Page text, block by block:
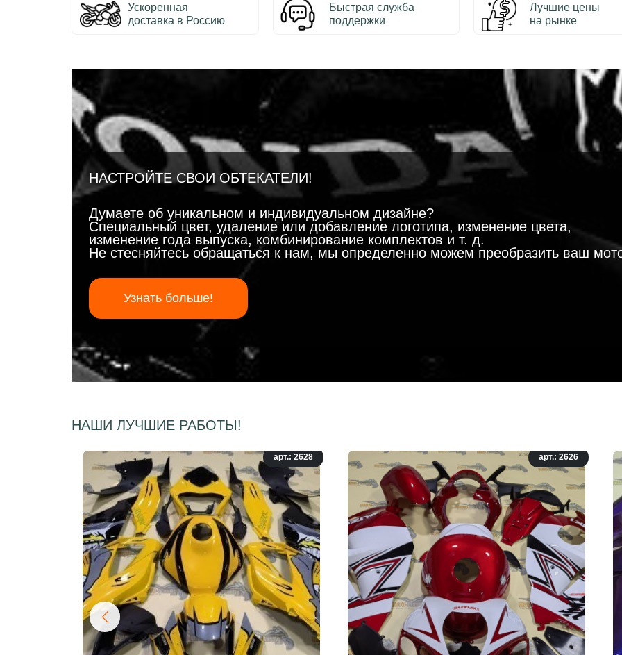
Ускоренная
доставка в Россию
Быстрая служба
поддержки
Лучшие цены
на рынке
НАСТРОЙТЕ СВОИ ОБТЕКАТЕЛИ!
Думаете об уникальном и индивидуальном дизайне?
Специальный цвет, удаление или добавление логотипа, изменение цвета,
изменение года выпуска, комбинирование комплектов и т. д.
Не стесняйтесь обращаться к нам, мы определенно можем преобразить ваш
Узнать больше!
НАШИ ЛУЧШИЕ РАБОТЫ!
арт.: 2628 арт.: 2626